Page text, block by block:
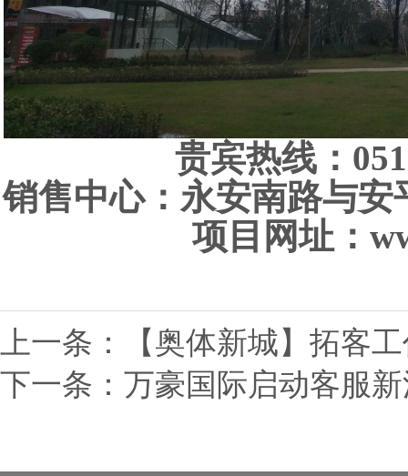
贵宾热线：
销售中心：永安南路与
项目网址：
上一条：
【奥体新城】拓客
下一条： 万豪国际启动客服